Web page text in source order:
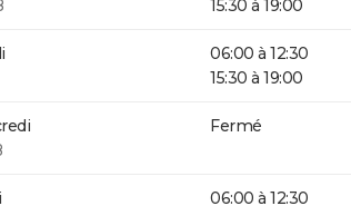
15:30 à 19:00
06:00 à 12:30
15:30 à 19:00
Fermé
06:00 à 12:30